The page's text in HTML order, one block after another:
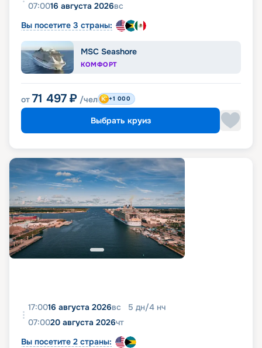
07:0016 августа 2026вс
Вы посетите 3 страны:
MSC Seashore
КОМФОРТ
от 71 497 ₽ /чел +1 000
Выбрать круиз
17:0016 августа 2026вс 5 дн/4 нч
07:0020 августа 2026чт
Вы посетите 2 страны: